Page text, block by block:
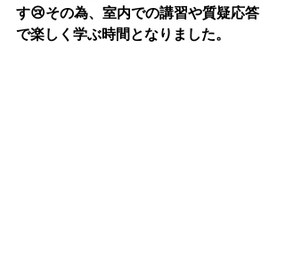
す😢その為、室内での講習や質疑応答
で楽しく学ぶ時間となりました。